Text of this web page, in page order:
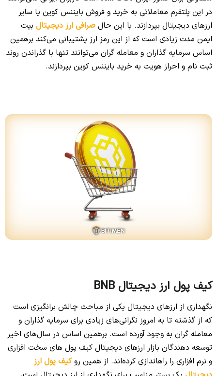
در این پلتفرم معاملاتی به خرید و فروش بایننس کوین یا سایر
ارزهای دیجیتال بپردازند. با این حال صرافی ارز دیجیتال بیت
ایمن مدت زیادی است که از این رمز ارز پشتیبانی می‌کند برهمین
اساس سرمایه گذاران و معامله گران می‌توانند تنها با گذراندن روند
ثبت نام و احراز هویت به خرید بایننس کوین بپردازند.
کیف پول ارز دیجیتال BNB
نگهداری از ارزهای دیجیتال یکی از مباحث چالش برانگیزی است
که از گذشته تا به امروز نگرانی‌های زیادی برای سرمایه گذاران و
معامله گران به وجود آورده است. برهمین اساس در سال‌های اخیر
توسعه دهندگان بازار ارزهای دیجیتال کیف پول های سخت افزاری
و نرم افزاری را راهاندازی کرده‌اند. از همین روکیف پول ارز